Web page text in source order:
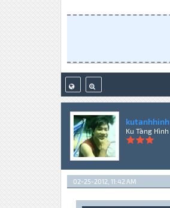
kutanhhinh
Ku Tàng Hình
02-25-2012, 11:42 AM